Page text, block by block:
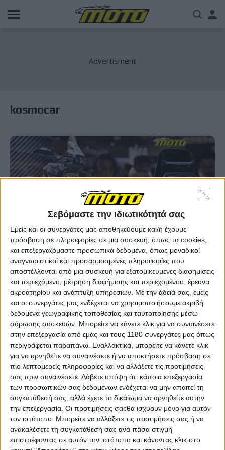
Σεβόμαστε την ιδιωτικότητά σας
Εμείς και οι συνεργάτες μας αποθηκεύουμε και/ή έχουμε
πρόσβαση σε πληροφορίες σε μια συσκευή, όπως τα cookies,
και επεξεργαζόμαστε προσωπικά δεδομένα, όπως μοναδικοί
αναγνωριστικοί και προσαρμοσμένες πληροφορίες που
αποστέλλονται από μια συσκευή για εξατομικευμένες διαφημίσεις
και περιεχόμενο, μέτρηση διαφήμισης και περιεχομένου, έρευνα
ακροατηρίου και ανάπτυξη υπηρεσιών. Με την άδειά σας, εμείς
και οι συνεργάτες μας ενδέχεται να χρησιμοποιήσουμε ακριβή
δεδομένα γεωγραφικής τοποθεσίας και ταυτοποίησης μέσω
σάρωσης συσκευών. Μπορείτε να κάνετε κλικ για να συναινέσετε
στην επεξεργασία από εμάς και τους 1180 συνεργάτες μας όπως
περιγράφεται παραπάνω. Εναλλακτικά, μπορείτε να κάνετε κλικ
για να αρνηθείτε να συναινέσετε ή να αποκτήσετε πρόσβαση σε
πιο λεπτομερείς πληροφορίες και να αλλάξετε τις προτιμήσεις
σας πριν συναινέσετε. Λάβετε υπόψη ότι κάποια επεξεργασία
των προσωπικών σας δεδομένων ενδέχεται να μην απαιτεί τη
συγκατάθεσή σας, αλλά έχετε το δικαίωμα να αρνηθείτε αυτήν
την επεξεργασία. Οι προτιμήσεις σαςθα ισχύουν μόνο για αυτόν
τον ιστότοπο. Μπορείτε να αλλάξετε τις προτιμήσεις σας ή να
ανακαλέσετε τη συγκατάθεσή σας ανά πάσα στιγμή
επιστρέφοντας σε αυτόν τον ιστότοπο και κάνοντας κλικ στο
Παράκαμψη
προς
kosmocar
Νέα Μοντέλα 3/2/2026
Ducati DesertX 2026 - Ανακοίνωση τιμής στην
Ελλάδα πριν την παρουσίαση!
Όταν η Ducati είχε παρουσιάσει για πρώτη φορά τον νέο V2
IVT κινητήρα των 54,4 κιλών, 110 hp και 9,38 kgm, σας είχαμε
πει πως το συγκεκριμένο μοτέρ θα έβρισκε τον δρόμο του σε
όλη τη μεσαία γκάμα των ...
Επικαιρότητα
Ducati: Ανακοινώθηκε ο νέος τιμοκατάλογος στην
Ελλάδα για το 2026
Η Ducati δημοσίευσε έναν πλήρη τιμοκατάλογο με την
εδεικτική λιανική τιμή στην Ελλάδα για τα μοντέλα...
Επικαιρότητα
Αλλαγή Ηγεσίας στην Kosmocar A.E. – Ο Αριστείδης
Αραβανής νέος διευθύνων σύμβουλος